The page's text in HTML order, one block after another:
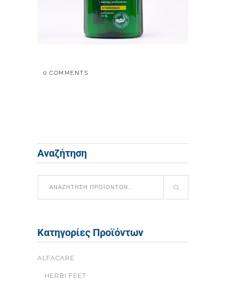
0 COMMENTS
Αναζήτηση
Κατηγορίες Προϊόντων
ALFACARE
HERBI FEET